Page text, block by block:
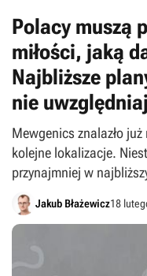
Polacy muszą
miłości, jaką
Najbliższe
nie
Mewgenics znalazło
kolejne lokalizacje.
przynajmniej w
Jakub Błażewicz18